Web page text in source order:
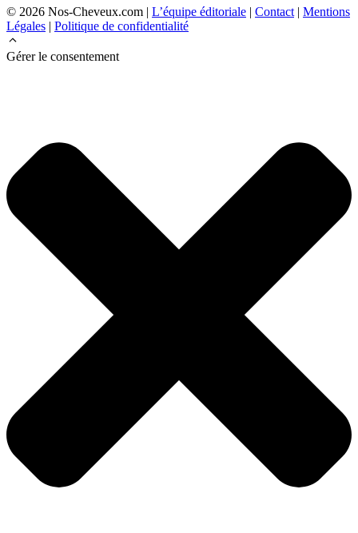
© 2026 Nos-Cheveux.com | L’équipe éditoriale | Contact | Mentions
Légales | Politique de confidentialité
Gérer le consentement